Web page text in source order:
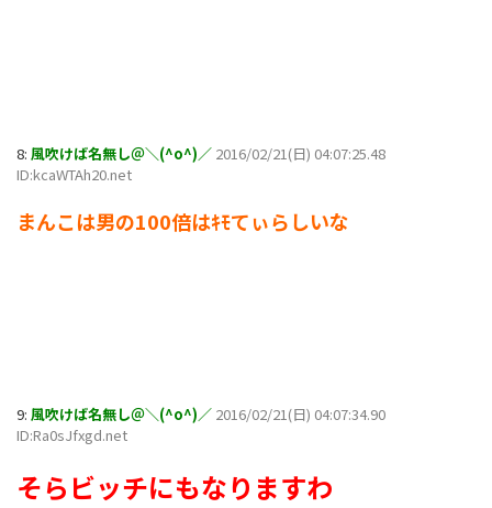
8: 風吹けば名無し＠＼(^o^)／ 2016/02/21(日) 04:07:25.48
ID:kcaWTAh20.net
まんこは男の100倍はｷﾓてぃらしいな
9: 風吹けば名無し＠＼(^o^)／ 2016/02/21(日) 04:07:34.90
ID:Ra0sJfxgd.net
そらビッチにもなりますわ